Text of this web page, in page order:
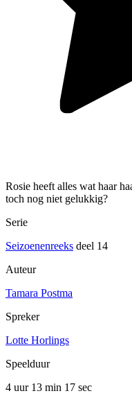
Rosie heeft alles wat haar
toch nog niet gelukkig?
Serie
Seizoenenreeks deel 14
Auteur
Tamara Postma
Spreker
Lotte Horlings
Speelduur
4 uur 13 min 17 sec